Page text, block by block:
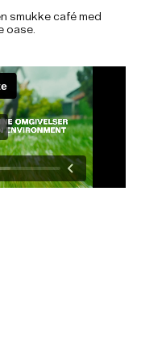
smukke café med
oase.